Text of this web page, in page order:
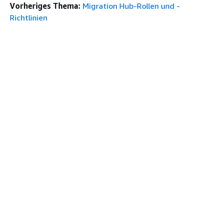
Vorheriges Thema: Migration Hub-Rollen und -
Richtlinien